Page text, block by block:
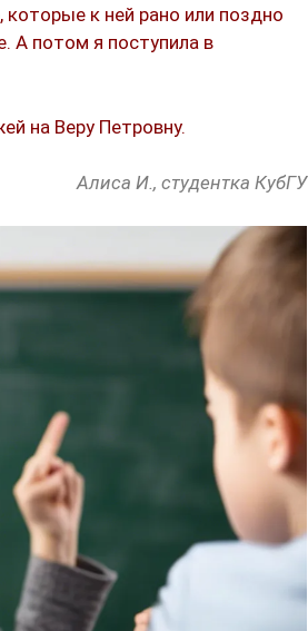
к ней рано или поздно
А потом я поступила в
на Веру Петровну.
Алиса И., студентка КубГУ